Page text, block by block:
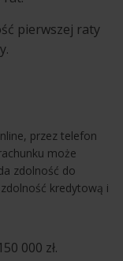
pierwszej raty
przez telefon
może
zdolność do
kredytową i
000 zł.